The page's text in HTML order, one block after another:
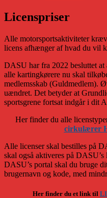
Licenspriser
Alle motorsportsaktiviteter
licens afhænger af hvad du vil
DASU har fra 2022 besluttet
alle kartingkørere nu skal
medlemsskab (Guldmedlem).
uændret. Det betyder at
sportsgrene fortsat indgår i dit
Her finder du alle
cirkulærer
Alle licenser skal bestilles på
skal også aktiveres på
DASU’s portal skal du bruge
brugernavn og kode, med
Her finder du et link til